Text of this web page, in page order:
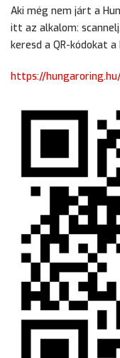
Aki még nem járt a
itt az alkalom:
keresd a QR-kódokat
https://